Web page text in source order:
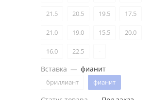
21.5 20.5 19.5 17.5
21.0 19.0 15.5 20.0
16.0 22.5 -
Вставка — фианит
бриллиант фианит